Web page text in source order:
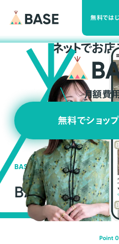
無料では
ネットでお店
月額費
無料でショッ
BASEの強み
BASEが強い3
Point